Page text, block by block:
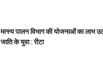
मत्स्य पालन विभाग की योजनाओं का लाभ
जाति के युवा : रीटा